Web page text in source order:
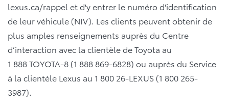
lexus.ca/rappel et d'y entrer le numéro d'identification
de leur véhicule (NIV). Les clients peuvent obtenir de
plus amples renseignements auprès du Centre
d’interaction avec la clientèle de Toyota au
1 888 TOYOTA-8 (1 888 869-6828) ou auprès du Service
à la clientèle Lexus au 1 800 26-LEXUS (1 800 265-
3987).